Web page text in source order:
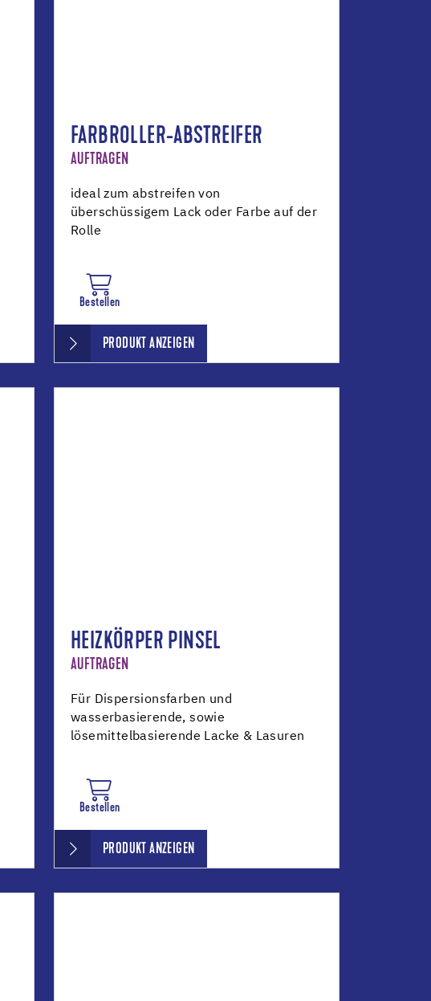
FARBROLLER-ABSTREIFER
AUFTRAGEN
ideal zum abstreifen von
überschüssigem Lack oder Farbe auf der
Rolle
Bestellen
PRODUKT ANZEIGEN
HEIZKÖRPER PINSEL
AUFTRAGEN
Für Dispersionsfarben und
wasserbasierende, sowie
lösemittelbasierende Lacke & Lasuren
Bestellen
PRODUKT ANZEIGEN